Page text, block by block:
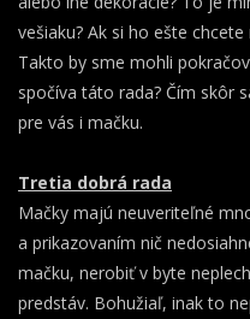
vešiaku? Ak si ho ešte
Takto by sme mohli
spočíva táto rada? Čím skôr
pre vás i mačku.
Tretia dobrá rada
Mačky majú neuveriteľné
a prikazovaním nič
mačku, nerobiť v byte
predstáv. Bohužiaľ, inak to